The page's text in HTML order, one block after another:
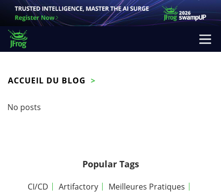
ACCUEIL DU BLOG
No posts
Popular Tags
CI/CD Artifactory
Meilleures Pratiques